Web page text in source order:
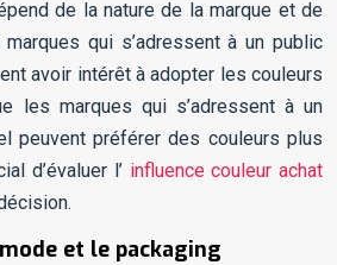
de la nature de la marque et de
qui s’adressent à un public
avoir intérêt à adopter les couleurs
les marques qui s’adressent à un
peuvent préférer des couleurs plus
d’évaluer l’ influence couleur achat
et le packaging